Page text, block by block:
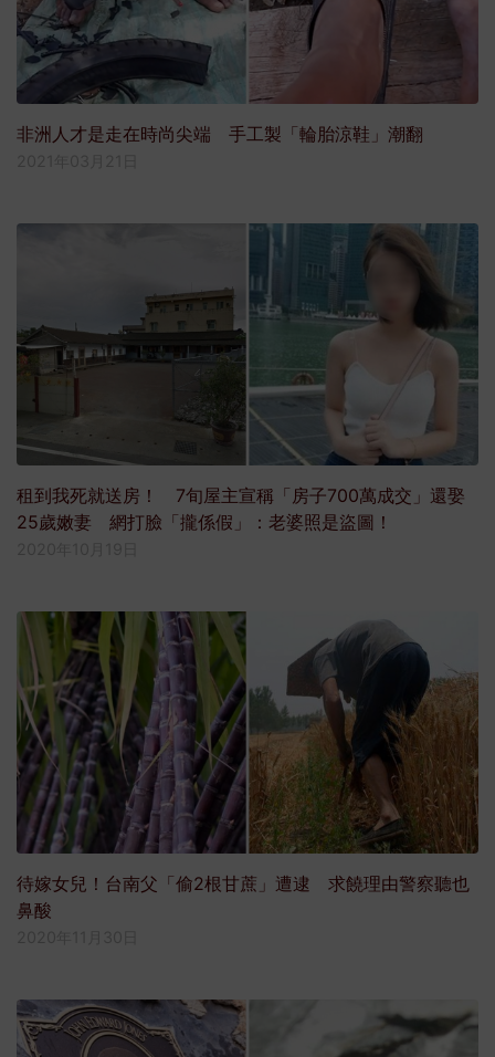
非洲人才是走在時尚尖端 手工製「輪胎涼鞋」潮翻
租到我死就送房！ 7旬屋主宣稱「房子700萬成交」還娶
25歲嫩妻 網打臉「攏係假」：老婆照是盜圖！
待嫁女兒！台南父「偷2根甘蔗」遭逮 求饒理由警察聽也
鼻酸